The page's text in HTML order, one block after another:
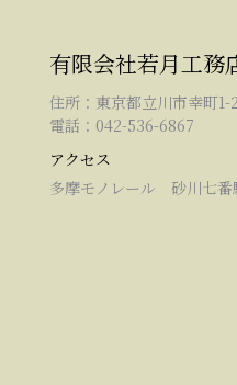
有限会社若月工務
住所：東京都立川市幸町1-
電話：042-536-6867
アクセス
多摩モノレール 砂川七番